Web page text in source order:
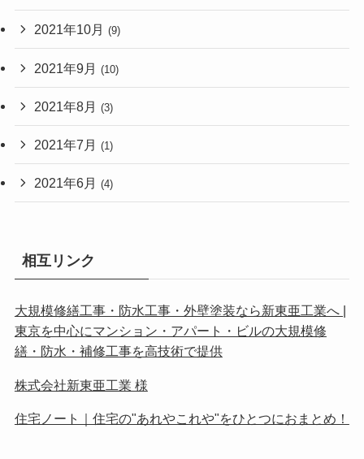
2021年10月 (9)
2021年9月 (10)
2021年8月 (3)
2021年7月 (1)
2021年6月 (4)
相互リンク
大規模修繕工事・防水工事・外壁塗装なら新東亜工業へ |
東京を中心にマンション・アパート・ビルの大規模修
繕・防水・補修工事を高技術で提供
株式会社新東亜工業 様
住宅ノート｜住宅の"あれやこれや"をひとつにおまとめ！